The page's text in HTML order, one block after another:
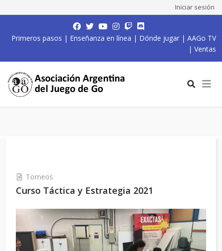
Iniciar sesión
Primeros pasos | Enseñanza en línea | Dónde jugar | AAGo TV
| Ventas
Torneos
Curso Táctica y Estrategia 2021